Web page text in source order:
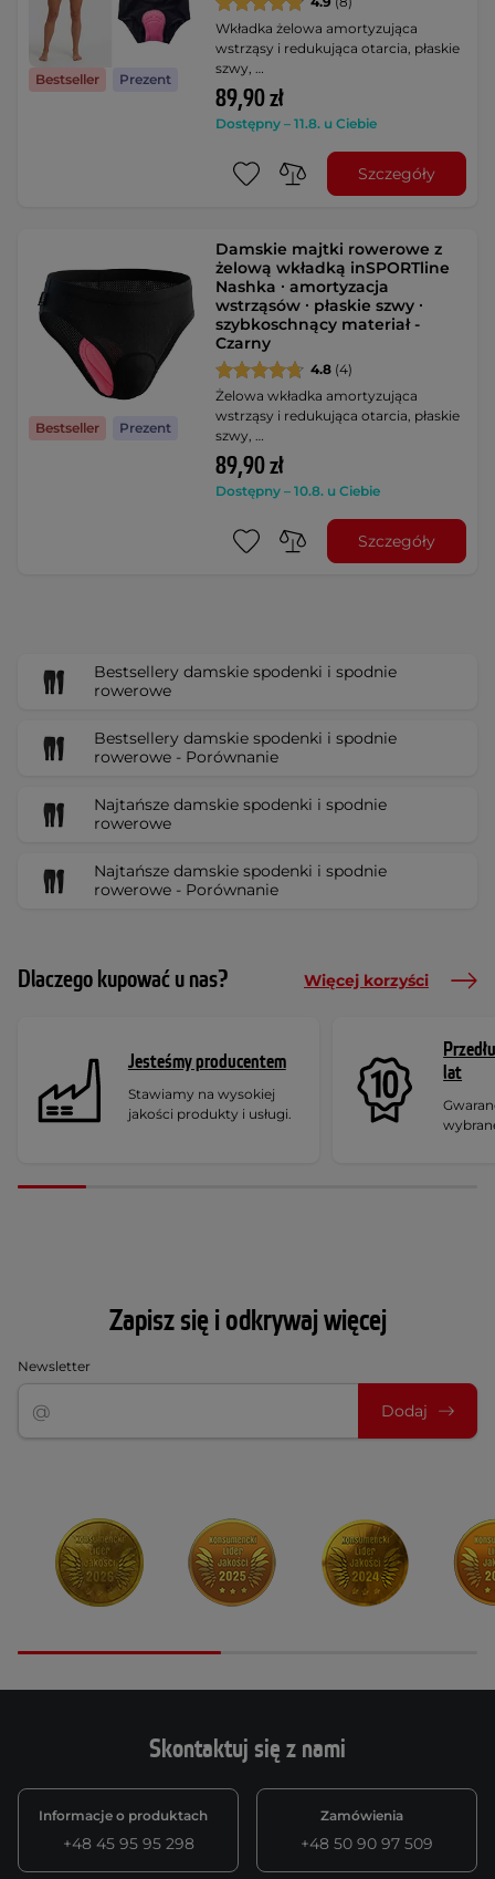
Bestseller Prezent
Wkładka żelowa amortyzująca
wstrząsy i redukująca otarcia, płaskie
szwy, …
89,90 zł
Dostępny – 11.8. u Ciebie
Szczegóły
Bestseller Prezent
Damskie majtki rowerowe z
żelową wkładką inSPORTline
Nashka ∙ amortyzacja
wstrząsów ∙ płaskie szwy ∙
szybkoschnący materiał -
Czarny
4.8 (4)
Żelowa wkładka amortyzująca
wstrząsy i redukująca otarcia, płaskie
szwy, …
89,90 zł
Dostępny – 10.8. u Ciebie
Szczegóły
Bestsellery damskie spodenki i spodnie
rowerowe
Bestsellery damskie spodenki i spodnie
rowerowe - Porównanie
Najtańsze damskie spodenki i spodnie
rowerowe
Najtańsze damskie spodenki i spodnie
rowerowe - Porównanie
Dlaczego kupować u nas? Więcej korzyści
Jesteśmy producentem
Stawiamy na wysokiej
jakości produkty i usługi.
lat
Zapisz się i odkrywaj więcej
Newsletter
Dodaj
Skontaktuj się z nami
Informacje o produktach
+48 45 95 95 298
Zamówienia
+48 50 90 97 509